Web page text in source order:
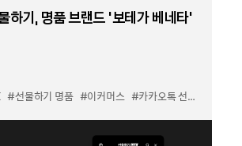
하기, 명품 브랜드 ‘보테가 베네타’
#선물하기 명품 #이커머스 #카카오톡 선물하기